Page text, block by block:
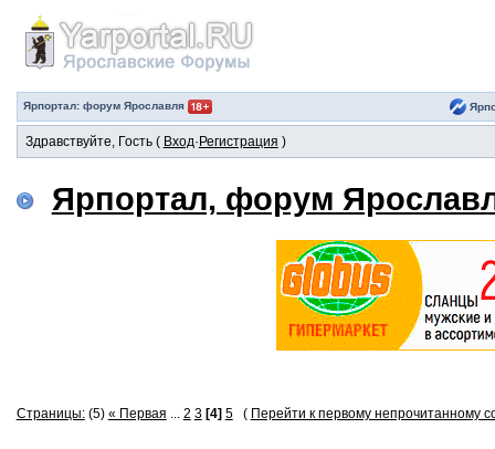
Ярпортал: форум Ярославля
Здравствуйте, Гость ( Вход· Регистрация )
Ярпортал, форум
Страницы:(5) « Первая ... 2 3 [4] 5 ( Перейти к первому непрочитанному